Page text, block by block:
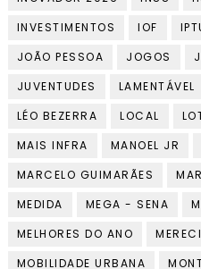
INVESTIMENTOS
IOF
JOÃO PESSOA
JOGOS
JUVENTUDES
LAMENTÁVEL
LÉO BEZERRA
LOCAL
MAIS INFRA
MANOEL JR
MARCELO GUIMARÃES
MEDIDA
MEGA - SENA
MELHORES DO ANO
MOBILIDADE URBANA